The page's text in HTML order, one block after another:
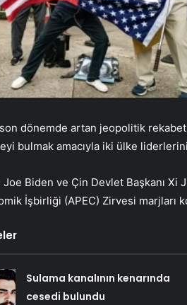
dönemde artan jeopolitik
bulmak amacıyla iki ülke
Joe Biden ve Çin Devlet Başkanı
İşbirliği (APEC) Zirvesi marjları
Sulama kanalının kenarında
cesedi bulundu